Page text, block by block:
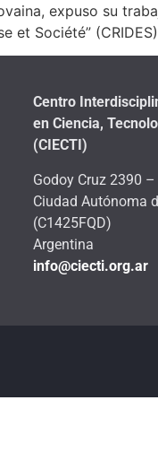
expuso su
et Société”
Centro
en Ciencia,
(CIECTI)
Godoy Cruz 2390 –
Ciudad Autónoma
(C1425FQD)
Argentina
info@ciecti.org.ar